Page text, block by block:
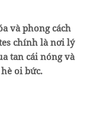
và phong cách
chính là nơi lý
tan cái nóng và
oi bức.